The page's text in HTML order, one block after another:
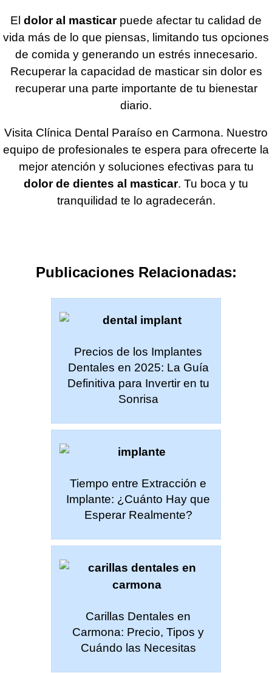
El dolor al masticarpuede afectar tu calidad de
vida más de lo que piensas, limitando tus opciones
de comida y generando un estrés innecesario.
Recuperar la capacidad de masticar sin dolor es
recuperar una parte importante de tu bienestar
diario.
Visita Clínica Dental Paraíso en Carmona. Nuestro
equipo de profesionales te espera para ofrecerte la
mejor atención y soluciones efectivas para tu
dolor de dientes al masticar. Tu boca y tu
tranquilidad te lo agradecerán.
Publicaciones Relacionadas:
Precios de los Implantes
Dentales en 2025: La Guía
Definitiva para Invertir en tu
Sonrisa
Tiempo entre Extracción e
Implante: ¿Cuánto Hay que
Esperar Realmente?
Carillas Dentales en
Carmona: Precio, Tipos y
Cuándo las Necesitas